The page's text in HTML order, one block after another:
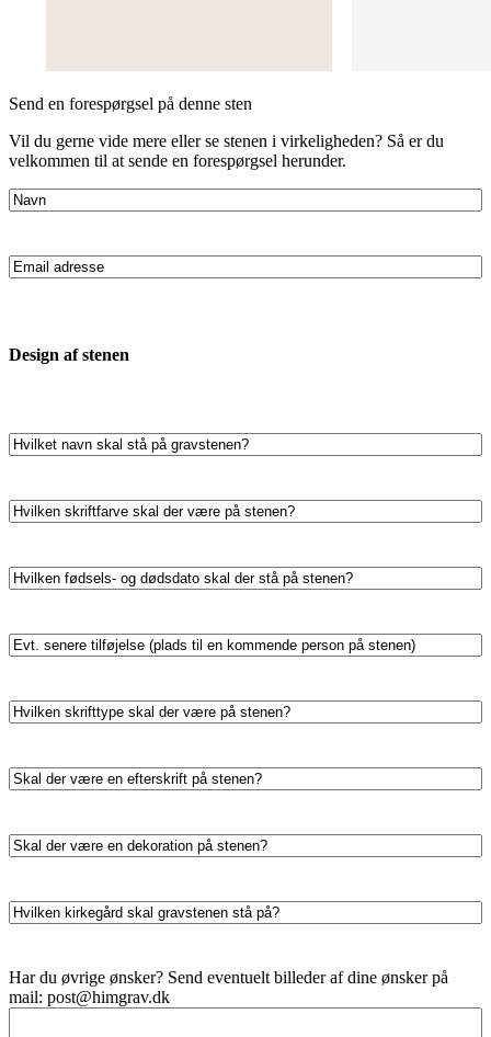
Send en forespørgsel på denne sten
Vil du gerne vide mere eller se stenen i virkeligheden? Så er du
velkommen til at sende en forespørgsel herunder.
Navn
Email
adresse(Påkrævet)
Design af stenen
Hvilket
navn
stå
på
Hvilken
skriftfarve
der
være
Hvilken
fødsels-
dødsdato
skal
på
Evt.
senere
(plads
til
person
Hvilken
skrifttype
der
være
Skal
der
en
efterskrift
Skal
der
en
dekoration
Hvilken
kirkegård
gravstenen
stå
på?
Besked
Har du øvrige ønsker? Send eventuelt billeder af dine ønsker på
mail: post@himgrav.dk